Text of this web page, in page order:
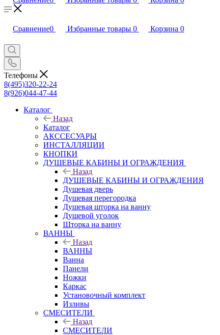
Сравнение0 Избранные товары 0 Корзина 0
Телефоны
8(495)320-22-24
8(926)044-47-44
Каталог
Назад
Каталог
АКССЕСУАРЫ
ИНСТАЛЛЯЦИИ
КНОПКИ
ДУШЕВЫЕ КАБИНЫ И ОГРАЖДЕНИЯ
Назад
ДУШЕВЫЕ КАБИНЫ И ОГРАЖДЕНИЯ
Душевая дверь
Душевая перегородка
Душевая шторка на ванну
Душевой уголок
Шторка на ванну
ВАННЫ
Назад
ВАННЫ
Ванна
Панели
Ножки
Каркас
Установочный комплект
Изливы
СМЕСИТЕЛИ
Назад
СМЕСИТЕЛИ